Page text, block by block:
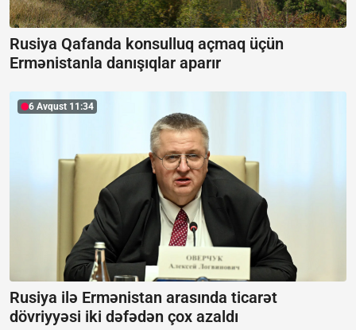
Rusiya Qafanda konsulluq açmaq üçün
Ermənistanla danışıqlar aparır
6 Avqust 11:34
Rusiya ilə Ermənistan arasında ticarət
dövriyyəsi iki dəfədən çox azaldı